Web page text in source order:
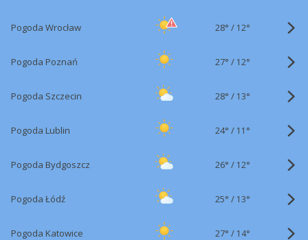
Pogoda Wrocław 28° / 12°
Pogoda Poznań 27° / 12°
Pogoda Szczecin 28° / 13°
Pogoda Lublin 24° / 11°
Pogoda Bydgoszcz 26° / 12°
Pogoda Łódź 25° / 13°
Pogoda Katowice 27° / 14°